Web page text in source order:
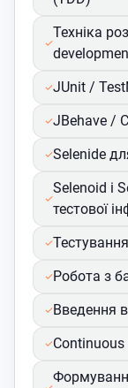
Техніка
JUnit /
JBehave /
Selenide
Selenoid і
тестової
Робота з
Введення